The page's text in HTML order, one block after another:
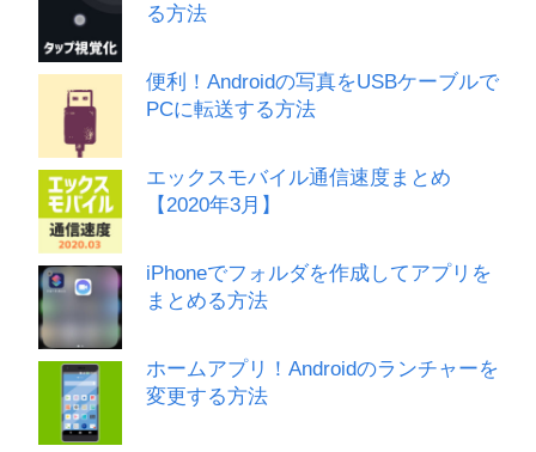
る方法
便利！Androidの写真をUSBケーブルで
PCに転送する方法
エックスモバイル通信速度まとめ
【2020年3月】
iPhoneでフォルダを作成してアプリを
まとめる方法
ホームアプリ！Androidのランチャーを
変更する方法